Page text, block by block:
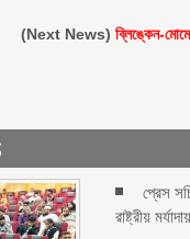
(Next News)ব্লিঙ্কেন-
প্রেস
রাষ্ট্রীয়